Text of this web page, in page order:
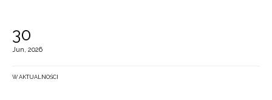
30
Jun, 2026
W AKTUALNOŚCI